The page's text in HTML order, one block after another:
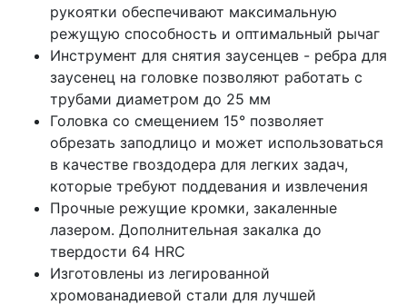
рукоятки обеспечивают максимальную
режущую способность и оптимальный рычаг
Инструмент для снятия заусенцев - ребра для
заусенец на головке позволяют работать с
трубами диаметром до 25 мм
Головка со смещением 15° позволяет
обрезать заподлицо и может использоваться
в качестве гвоздодера для легких задач,
которые требуют поддевания и извлечения
Прочные режущие кромки, закаленные
лазером. Дополнительная закалка до
твердости 64 HRC
Изготовлены из легированной
хромованадиевой стали для лучшей